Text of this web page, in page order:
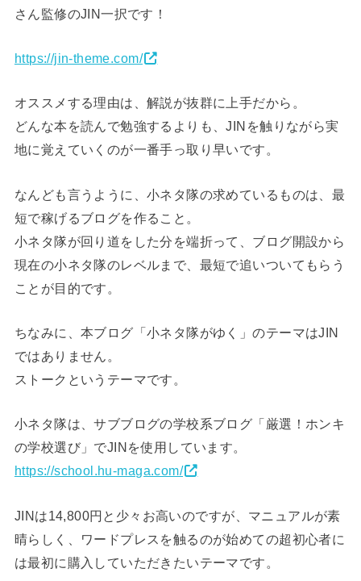
さん監修のJIN一択です！
https://jin-theme.com/
オススメする理由は、解説が抜群に上手だから。
どんな本を読んで勉強するよりも、JINを触りながら実
地に覚えていくのが一番手っ取り早いです。
なんども言うように、小ネタ隊の求めているものは、最
短で稼げるブログを作ること。
小ネタ隊が回り道をした分を端折って、ブログ開設から
現在の小ネタ隊のレベルまで、最短で追いついてもらう
ことが目的です。
ちなみに、本ブログ「小ネタ隊がゆく」のテーマはJIN
ではありません。
ストークというテーマです。
小ネタ隊は、サブブログの学校系ブログ「厳選！ホンキ
の学校選び」でJINを使用しています。
https://school.hu-maga.com/
JINは14,800円と少々お高いのですが、マニュアルが素
晴らしく、ワードプレスを触るのが始めての超初心者に
は最初に購入していただきたいテーマです。